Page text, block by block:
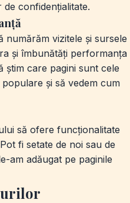
confidențialitate.
numărăm vizitele și sursele
și îmbunătăți performanța
știm care pagini sunt cele
și să vedem cum
să ofere funcționalitate
fi setate de noi sau de
am adăugat pe paginile
urilor